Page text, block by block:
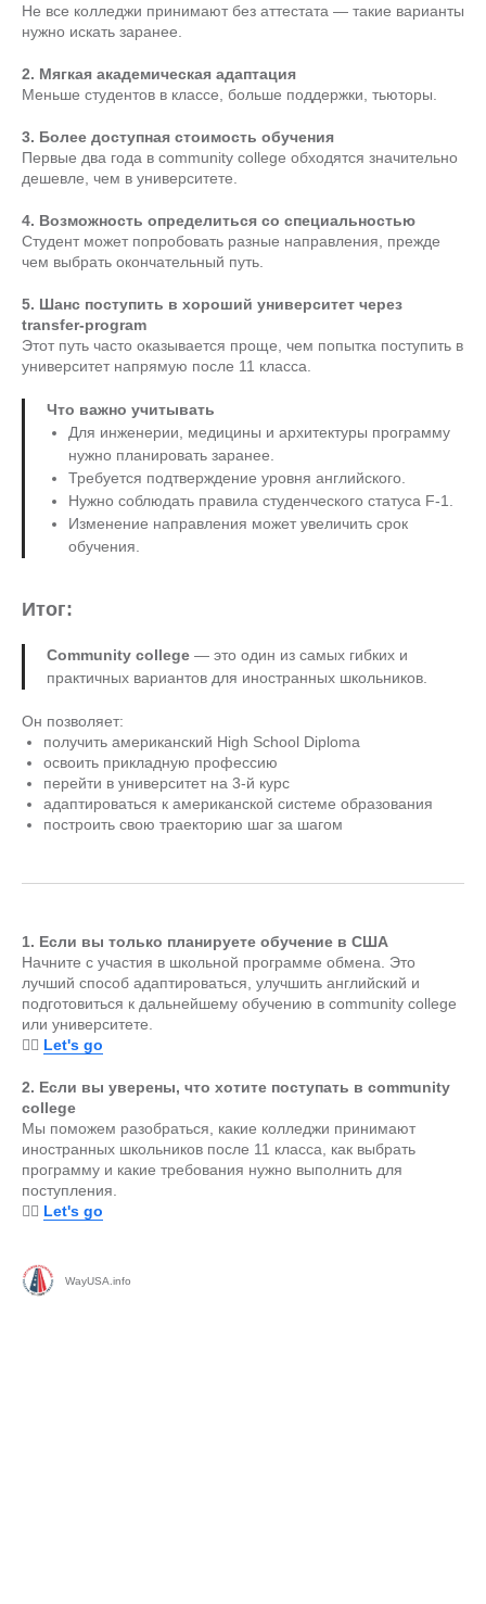
Не все колледжи принимают без аттестата — такие варианты
нужно искать заранее.
2. Мягкая академическая адаптация
Меньше студентов в классе, больше поддержки, тьюторы.
3. Более доступная стоимость обучения
Первые два года в community college обходятся значительно
дешевле, чем в университете.
4. Возможность определиться со специальностью
Студент может попробовать разные направления, прежде
чем выбрать окончательный путь.
5. Шанс поступить в хороший университет через
transfer-program
Этот путь часто оказывается проще, чем попытка поступить в
университет напрямую после 11 класса.
Что важно учитывать
Для инженерии, медицины и архитектуры программу
нужно планировать заранее.
Требуется подтверждение уровня английского.
Нужно соблюдать правила студенческого статуса F-1.
Изменение направления может увеличить срок
обучения.
Итог:
Community college — это один из самых гибких и
практичных вариантов для иностранных школьников.
Он позволяет:
получить американский High School Diploma
освоить прикладную профессию
перейти в университет на 3-й курс
адаптироваться к американской системе образования
построить свою траекторию шаг за шагом
1. Если вы только планируете обучение в США
Начните с участия в школьной программе обмена. Это
лучший способ адаптироваться, улучшить английский и
подготовиться к дальнейшему обучению в community college
или университете.
👉🏻 Let's go
2. Если вы уверены, что хотите поступать в community
college
Мы поможем разобраться, какие колледжи принимают
иностранных школьников после 11 класса, как выбрать
программу и какие требования нужно выполнить для
поступления.
👉🏻 Let's go
WayUSA.info